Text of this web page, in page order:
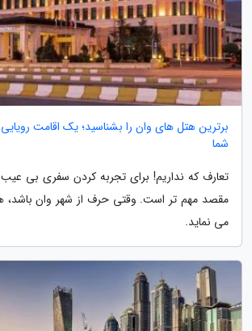
برترین هتل های وان را بشناسید؛ یک اقامت
شما
تعارف که نداریم! برای تجربه کردن سفری بی عیب
مقصد مهم تر است. وقتی حرف از شهر وان
می نماید.